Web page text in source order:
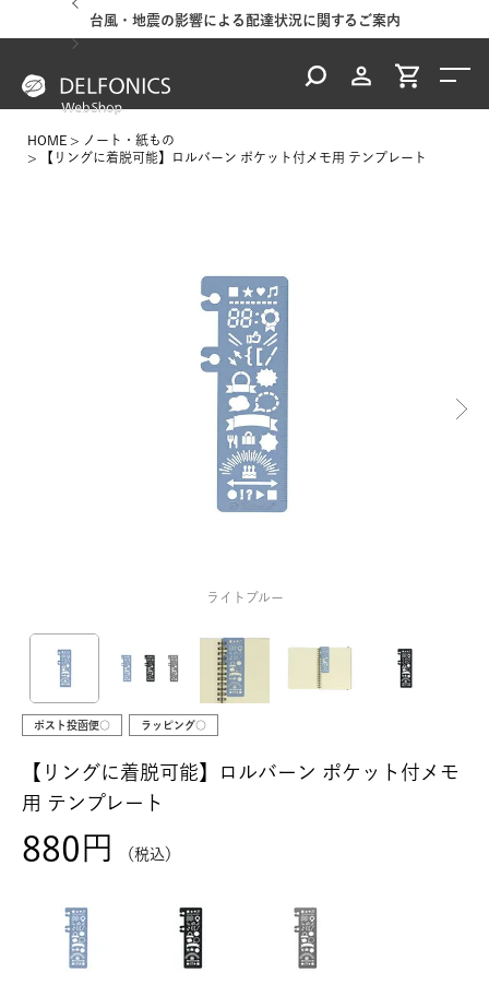
台風・地震の影響による配達状況に関するご案内
HOME
ノート・紙もの
【リングに着脱可能】ロルバーン ポケット付メモ用 テンプレート
ライトブルー
ポスト投函便○ ラッピング○
【リングに着脱可能】ロルバーン ポケット付メモ
用 テンプレート
880 税込